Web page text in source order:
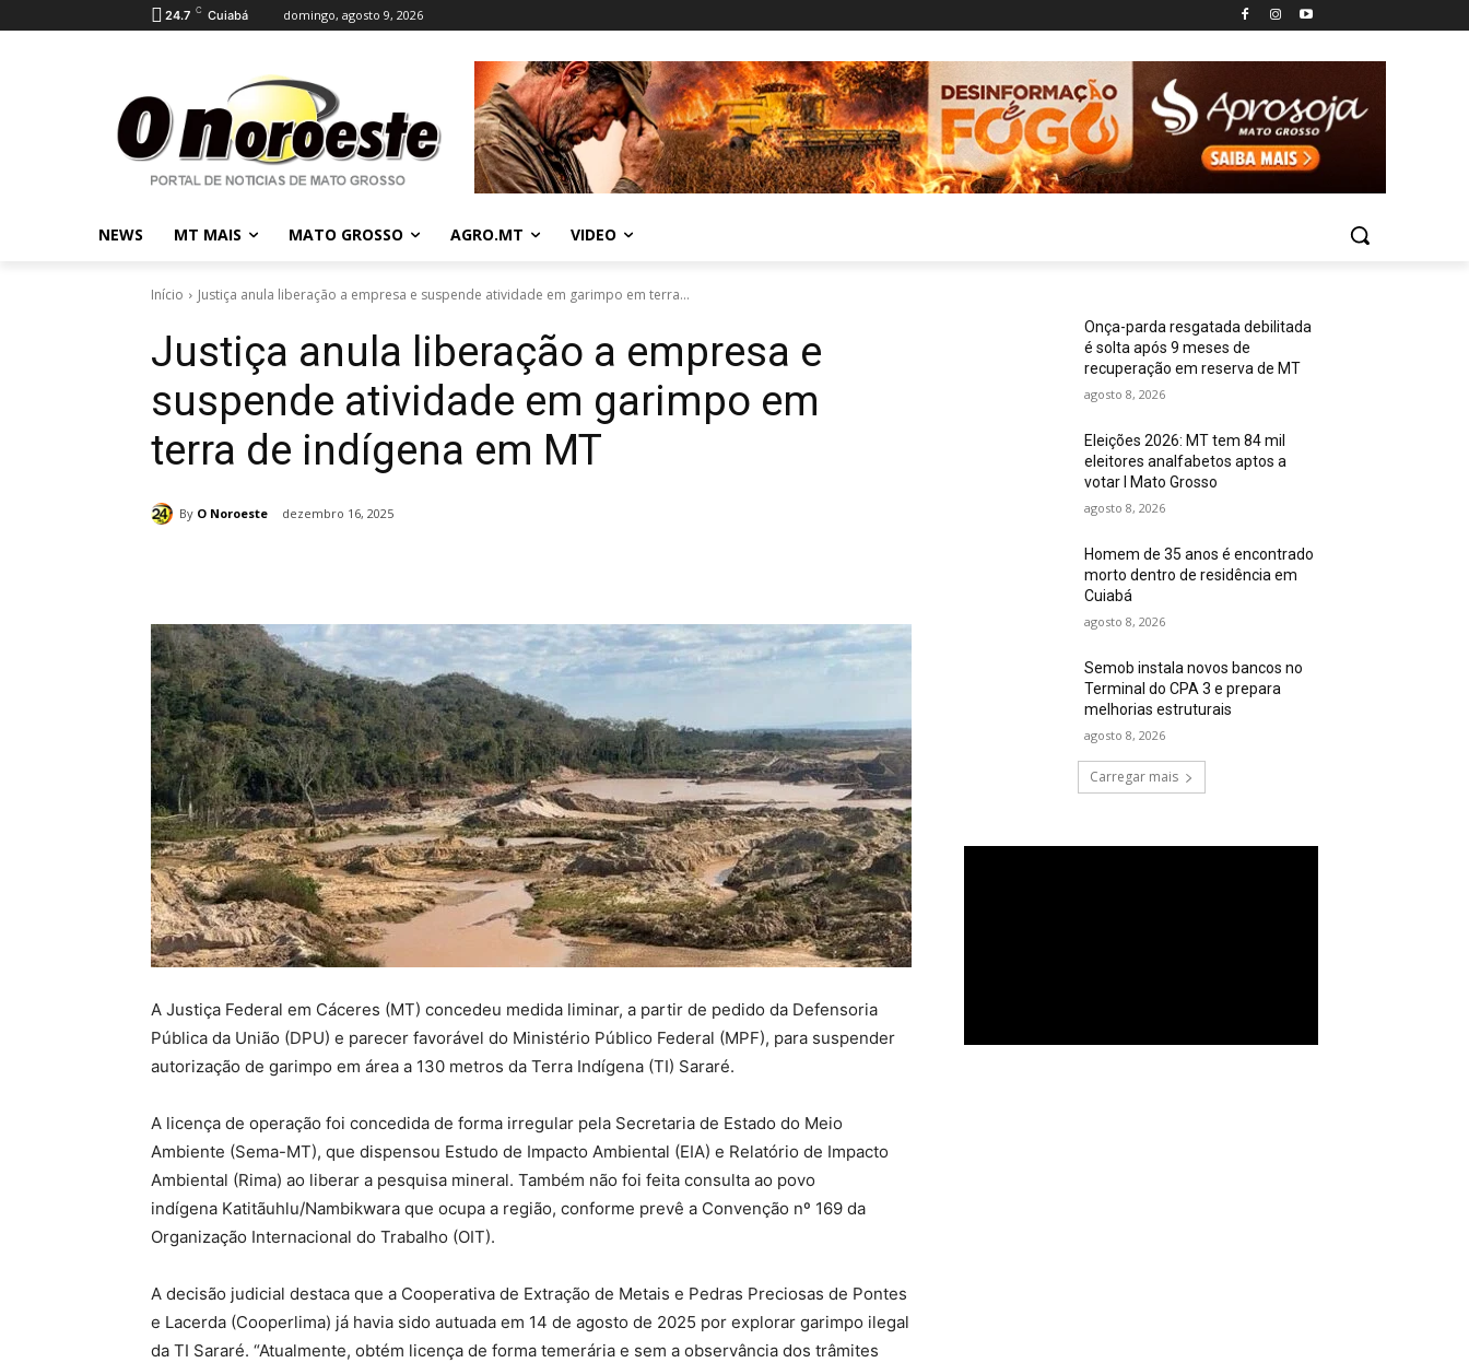
24.7 C Cuiabá domingo, agosto 9, 2026
NEWS MT MAIS MATO GROSSO AGRO.MT VIDEO
Início Justiça anula liberação a empresa e suspende atividade em garimpo em terra...
Justiça anula liberação a empresa e
suspende atividade em garimpo em
terra de indígena em MT
By O Noroeste dezembro 16, 2025
A Justiça Federal em Cáceres (MT) concedeu medida liminar, a partir de pedido da Defensoria
Pública da União (DPU) e parecer favorável do Ministério Público Federal (MPF), para suspender
autorização de garimpo em área a 130 metros da Terra Indígena (TI) Sararé.
A licença de operação foi concedida de forma irregular pela Secretaria de Estado do Meio
Ambiente (Sema-MT), que dispensou Estudo de Impacto Ambiental (EIA) e Relatório de Impacto
Ambiental (Rima) ao liberar a pesquisa mineral. Também não foi feita consulta ao povo
indígena Katitãuhlu/Nambikwara que ocupa a região, conforme prevê a Convenção nº 169 da
Organização Internacional do Trabalho (OIT).
A decisão judicial destaca que a Cooperativa de Extração de Metais e Pedras Preciosas de Pontes
e Lacerda (Cooperlima) já havia sido autuada em 14 de agosto de 2025 por explorar garimpo ilegal
da TI Sararé. “Atualmente, obtém licença de forma temerária e sem a observância dos trâmites
Onça-parda resgatada debilitada
é solta após 9 meses de
recuperação em reserva de MT
agosto 8, 2026
Eleições 2026: MT tem 84 mil
eleitores analfabetos aptos a
votar I Mato Grosso
agosto 8, 2026
Homem de 35 anos é encontrado
morto dentro de residência em
Cuiabá
agosto 8, 2026
Semob instala novos bancos no
Terminal do CPA 3 e prepara
melhorias estruturais
agosto 8, 2026
Carregar mais